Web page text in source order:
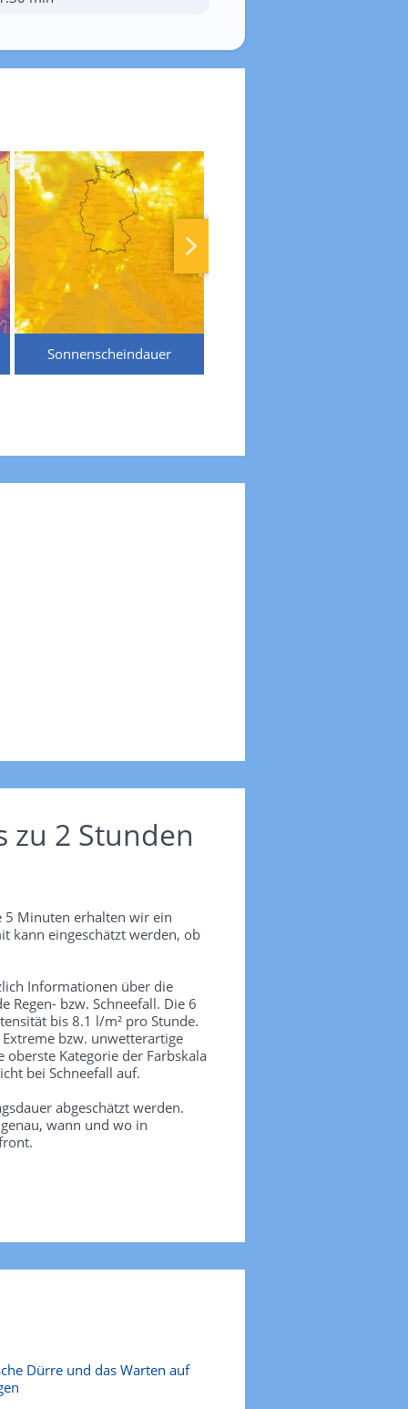
Sonnenscheindauer
zu 2 Stunden
5 Minuten erhalten wir ein
kann eingeschätzt werden, ob
Informationen über die
Regen- bzw. Schneefall. Die 6
bis 8.1 l/m² pro Stunde.
bzw. unwetterartige
Kategorie der Farbskala
bei Schneefall auf.
abgeschätzt werden.
wann und wo in
Dürre und das Warten auf